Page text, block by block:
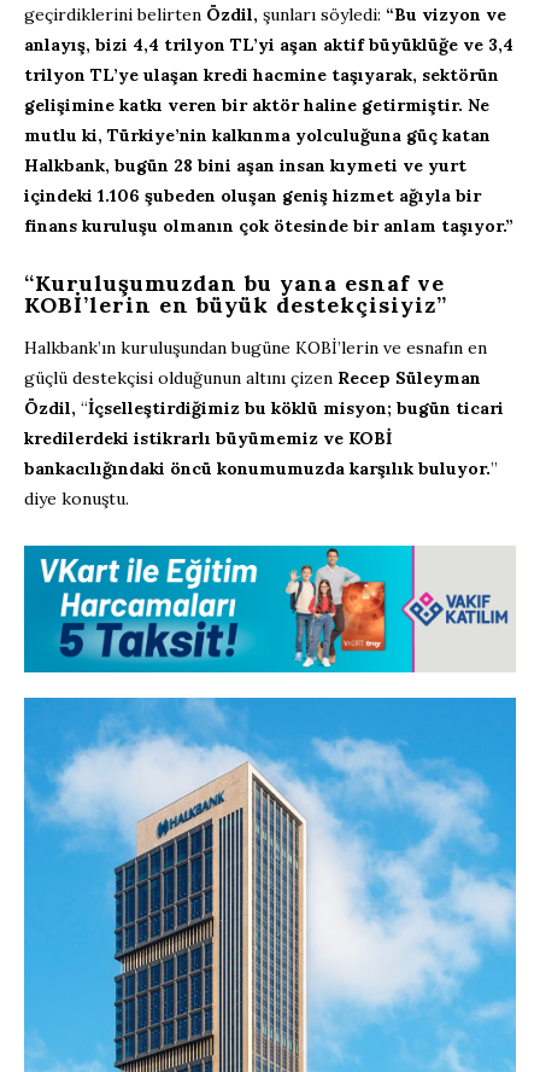
geçirdiklerini belirten Özdil, şunları söyledi: “Bu vizyon ve
anlayış, bizi 4,4 trilyon TL’yi aşan aktif büyüklüğe ve 3,4
trilyon TL’ye ulaşan kredi hacmine taşıyarak, sektörün
gelişimine katkı veren bir aktör haline getirmiştir. Ne
mutlu ki, Türkiye’nin kalkınma yolculuğuna güç katan
Halkbank, bugün 28 bini aşan insan kıymeti ve yurt
içindeki 1.106 şubeden oluşan geniş hizmet ağıyla bir
finans kuruluşu olmanın çok ötesinde bir anlam taşıyor.”
“Kuruluşumuzdan bu yana esnaf ve
KOBİ’lerin en büyük destekçisiyiz”
Halkbank’ın kuruluşundan bugüne KOBİ’lerin ve esnafın en
güçlü destekçisi olduğunun altını çizen Recep Süleyman
Özdil, “İçselleştirdiğimiz bu köklü misyon; bugün ticari
kredilerdeki istikrarlı büyümemiz ve KOBİ
bankacılığındaki öncü konumumuzda karşılık buluyor.”
diye konuştu.